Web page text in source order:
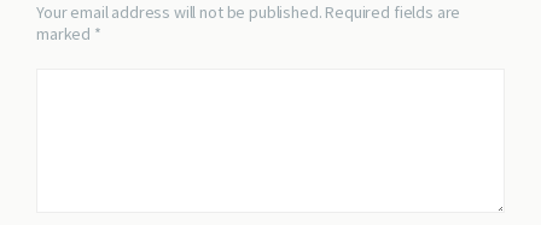
Your email address will not be published. Required fields are
marked *